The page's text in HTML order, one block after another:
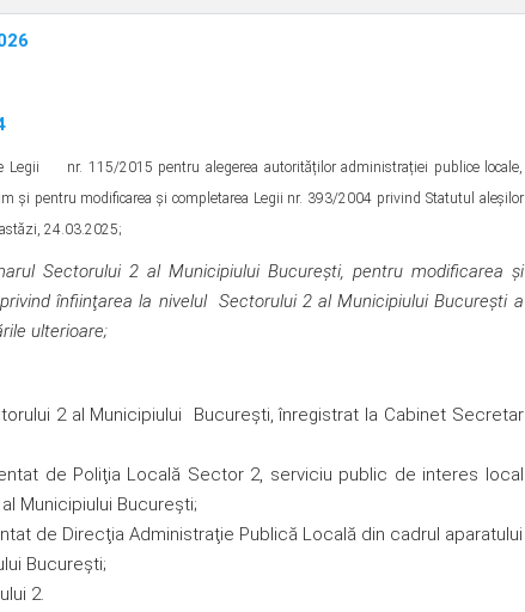
Legii nr. 115/2015 pentru alegerea autorităților administrației publice locale,
și pentru modificarea şi completarea Legii nr. 393/2004 privind Statutul aleșilor
24.03.2025;
Sectorului 2 al Municipiului București, pentru modificarea şi
înfiinţarea la nivelulSectorului 2al Municipiului Bucureşti a
ulterioare;
2 al Municipiului București, înregistrat la Cabinet Secretar
de Poliţia Locală Sector 2, serviciu public de interes local
Municipiului București;
de Direcţia Administraţie Publică Locală din cadrul aparatului
Bucureşti;
2.